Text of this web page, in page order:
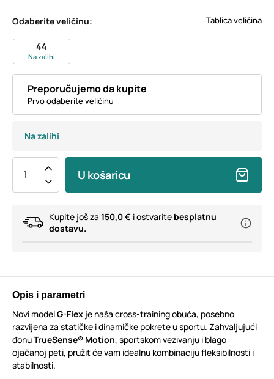
Tablica veličina
Odaberite veličinu:
44
Na zalihi
Preporučujemo da kupite
Prvo odaberite veličinu
Na zalihi
U košaricu
Kupite još za 150,0 € i ostvarite besplatnu
dostavu.
Opis i parametri
Novi modelG-Flex je naša cross-training obuća, posebno
razvijena za statičke i dinamičke pokrete u sportu. Zahvaljujući
đonuTrueSense® Motion, sportskom vezivanju i blago
ojačanoj peti, pružit će vam idealnu kombinaciju fleksibilnosti i
stabilnosti.